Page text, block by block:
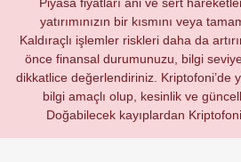
yatırımınızın bir kısmını veya
Kaldıraçlı işlemler riskleri daha da
önce finansal durumunuzu, bilgi
dikkatlice değerlendiriniz. Kriptofoni’de
bilgi amaçlı olup, kesinlik ve
Doğabilecek kayıplardan